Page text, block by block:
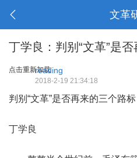
文革
丁学良：判别“文革”是
点击重新加载
reading
2018-2-19 21:34:18
判别“文革”是否再来的三个路标
丁学良